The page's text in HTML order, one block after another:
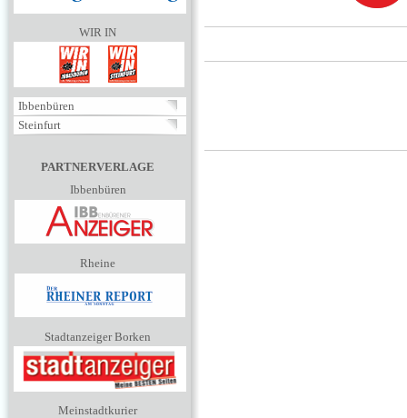
WIR IN
Ibbenbüren
Steinfurt
PARTNERVERLAGE
Ibbenbüren
Rheine
Stadtanzeiger Borken
Meinstadtkurier